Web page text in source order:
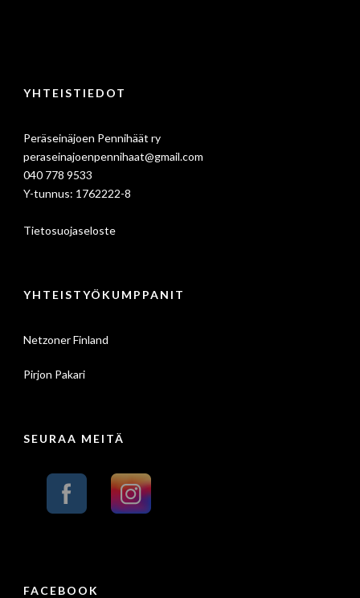
YHTEISTIEDOT
Peräseinäjoen Pennihäät ry
peraseinajoenpennihaat@gmail.com
040 778 9533
Y-tunnus: 1762222-8
Tietosuojaseloste
YHTEISTYÖKUMPPANIT
Netzoner Finland
Pirjon Pakari
SEURAA MEITÄ
FACEBOOK